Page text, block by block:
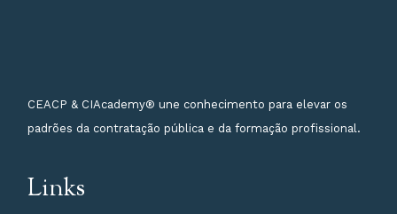
CEACP & CIAcademy® une conhecimento para elevar os
padrões da contratação pública e da formação profissional.
Links